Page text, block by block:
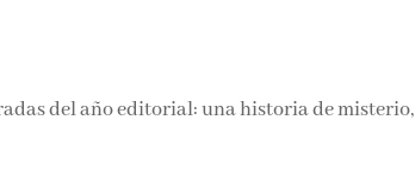
del año editorial: una historia de misterio,